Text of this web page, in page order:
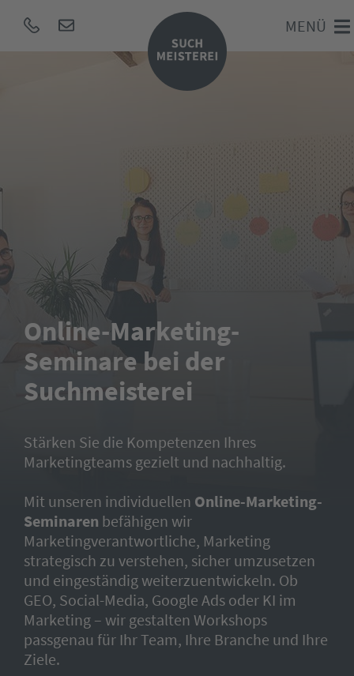
MENÜ
Online-Marketing-
Seminare bei der
Suchmeisterei
Stärken Sie die Kompetenzen Ihres
Marketingteams gezielt und nachhaltig.
Mit unseren individuellen Online-Marketing-
Seminaren befähigen wir
Marketingverantwortliche, Marketing
strategisch zu verstehen, sicher umzusetzen
und eingeständig weiterzuentwickeln. Ob
GEO, Social-Media, Google Ads oder KI im
Marketing – wir gestalten Workshops
passgenau für Ihr Team, Ihre Branche und Ihre
Ziele.